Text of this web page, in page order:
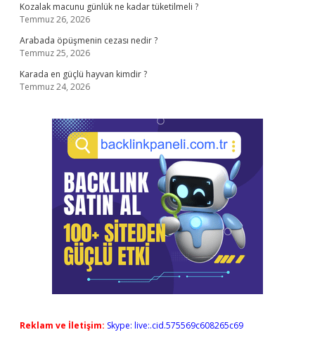
Kozalak macunu günlük ne kadar tüketilmeli ?
Temmuz 26, 2026
Arabada öpüşmenin cezası nedir ?
Temmuz 25, 2026
Karada en güçlü hayvan kimdir ?
Temmuz 24, 2026
Reklam ve İletişim: Skype: live:.cid.575569c608265c69